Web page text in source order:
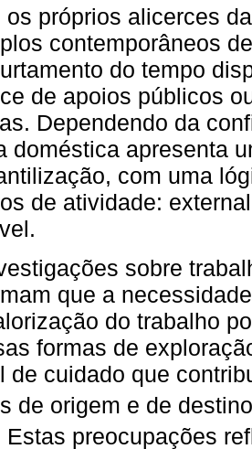
os próprios alicerces
contemporâneos
do tempo
de apoios públicos
Dependendo da
doméstica apresenta
com uma
de atividade:
sobre
que a
do trabalho
formas de
de cuidado que
de origem e de
Estas preocupações